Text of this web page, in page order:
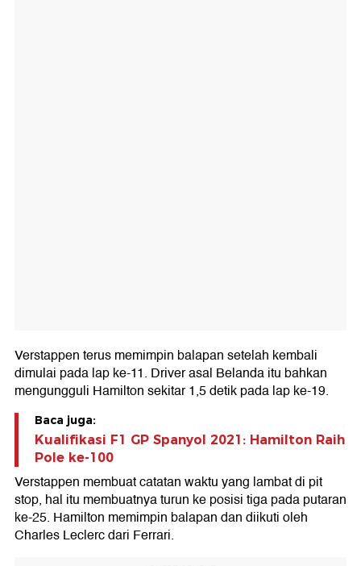
Verstappen terus memimpin balapan setelah kembali
dimulai pada lap ke-11. Driver asal Belanda itu bahkan
mengungguli Hamilton sekitar 1,5 detik pada lap ke-19.
Baca juga:
Kualifikasi F1 GP Spanyol 2021: Hamilton Raih
Pole ke-100
Verstappen membuat catatan waktu yang lambat di pit
stop, hal itu membuatnya turun ke posisi tiga pada putaran
ke-25. Hamilton memimpin balapan dan diikuti oleh
Charles Leclerc dari Ferrari.